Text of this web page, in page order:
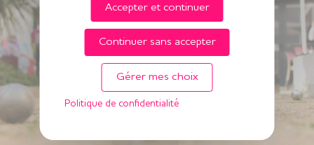
Accepter et continuer
Continuer sans accepter
Gérer mes choix
Politique de confidentialité